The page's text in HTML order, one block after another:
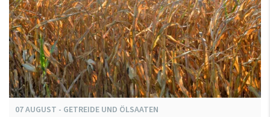
07AUGUST - GETREIDE UND ÖLSAATEN